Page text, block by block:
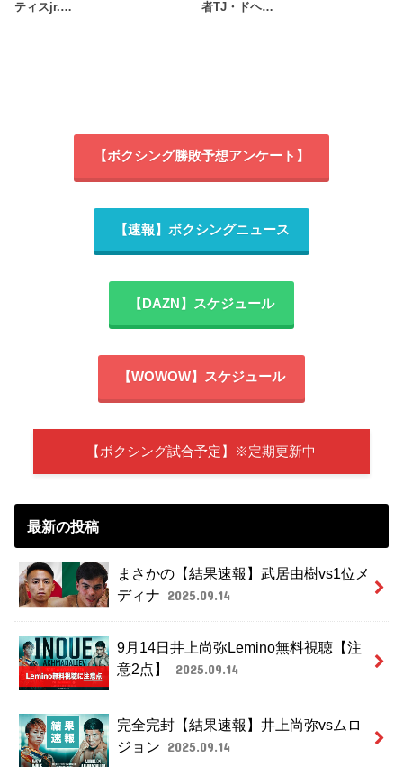
ティスjr.…
者TJ・ドヘ…
【ボクシング勝敗予想アンケート】
【速報】ボクシングニュース
【DAZN】スケジュール
【WOWOW】スケジュール
【ボクシング試合予定】※定期更新中
最新の投稿
まさかの【結果速報】武居由樹vs1位メ
ディナ 2025.09.14
9月14日井上尚弥Lemino無料視聴【注
意2点】
2025.09.14
完全完封【結果速報】井上尚弥vsムロ
ジョン 2025.09.14